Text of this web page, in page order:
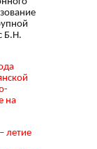
Б.Н.
на
летие